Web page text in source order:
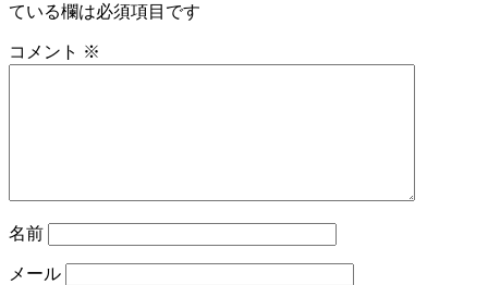
ている欄は必須項目です
コメント ※
名前
メール